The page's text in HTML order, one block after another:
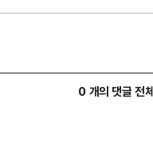
0 개의 댓글 전